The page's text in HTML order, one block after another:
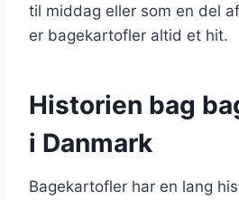
til middag eller som en del
er bagekartofler altid et hit.
Historien bag
i Danmark
Bagekartofler har en lang